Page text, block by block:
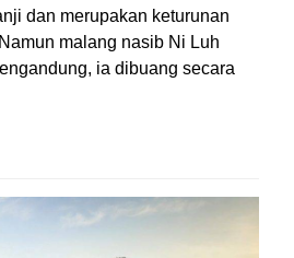
dan merupakan keturunan
malang nasib Ni Luh
ia dibuang secara